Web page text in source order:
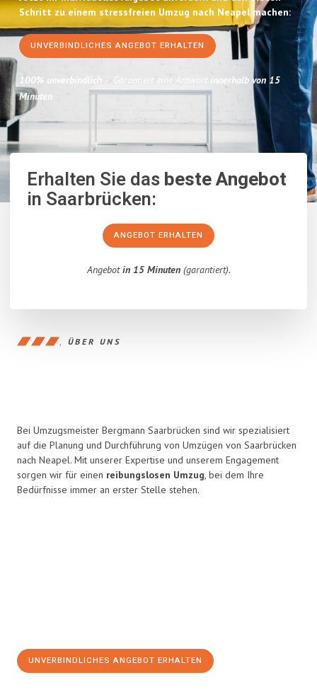
Schritt zu einem stressfreien Umzug nach Neapel machen:
UNVERBINDLICHES ANGEBOT ERHALTEN
100% unverbindlich – Garantiert eine Antwort
innerhalb von 15
Minuten.
Erhalten Sie dasbeste Angebot
in Saarbrücken:
ANGEBOT ERHALTEN
Angebotin 15 Minuten(garantiert).
ÜBER UNS
Bei Umzugsmeister Bergmann Saarbrücken sind wir spezialisiert
auf die Planung und Durchführung von Umzügen von Saarbrücken
nach Neapel. Mit unserer Expertise und unserem Engagement
sorgen wir für einen reibungslosen Umzug, bei dem Ihre
Bedürfnisse immer an erster Stelle stehen.
UNVERBINDLICHES ANGEBOT ERHALTEN